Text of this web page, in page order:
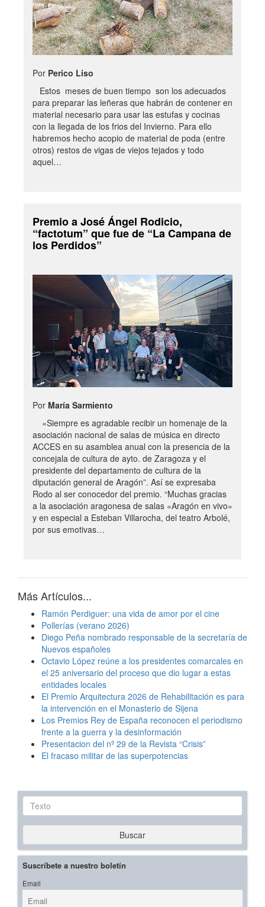
Por Perico Liso
Estos meses de buen tiempo son los adecuados
para preparar las leñeras que habrán de contener en
material necesario para usar las estufas y cocinas
con la llegada de los frios del Invierno. Para ello
habremos hecho acopio de material de poda (entre
otros) restos de vigas de viejos tejados y todo
aquel…
Premio a José Ángel Rodicio,
“factotum” que fue de “La Campana de
los Perdidos”
Por María Sarmiento
«Siempre es agradable recibir un homenaje de la
asociación nacional de salas de música en directo
ACCES en su asamblea anual con la presencia de la
concejala de cultura de ayto. de Zaragoza y el
presidente del departamento de cultura de la
diputación general de Aragón”. Así se expresaba
Rodo al ser conocedor del premio. “Muchas gracias
a la asociación aragonesa de salas «Aragón en vivo»
y en especial a Esteban Villarocha, del teatro Arbolé,
por sus emotivas…
Más Artículos...
Ramón Perdiguer: una vida de amor por el cine
Pollerías (verano 2026)
Diego Peña nombrado responsable de la secretaría de
Nuevos españoles
Octavio López reúne a los presidentes comarcales en
el 25 aniversario del proceso que dio lugar a estas
entidades locales
El Premio Arquitectura 2026 de Rehabilitación es para
la intervención en el Monasterio de Sijena
Los Premios Rey de España reconocen el periodismo
frente a la guerra y la desinformación
Presentacion del nº 29 de la Revista “Crisis”
El fracaso militar de las superpotencias
Texto
Buscar
Suscríbete a nuestro boletín
Email